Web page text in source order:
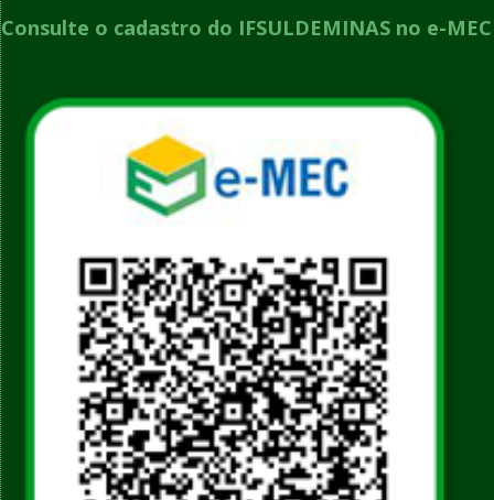
Consulte o cadastro do IFSULDEMINAS no e-MEC